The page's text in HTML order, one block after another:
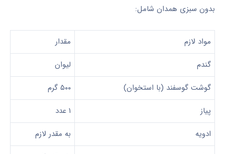
بدون سبزی همدان شامل:
مواد لازم
مقدار
گندم
لیوان
گوشت گوسفند (با استخوان)
۵۰۰ گرم
پیاز
۱ عدد
ادویه
به مقدر لازم